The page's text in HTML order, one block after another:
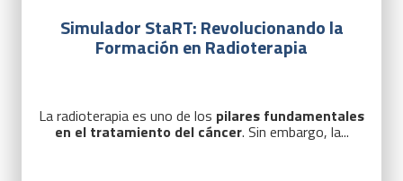
Simulador StaRT: Revolucionando la
Formación en Radioterapia
La radioterapia es uno de los pilares fundamentales
en el tratamiento del cáncer. Sin embargo, la...